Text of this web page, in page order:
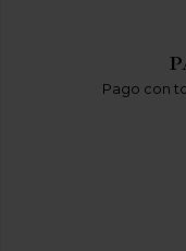
Pago con